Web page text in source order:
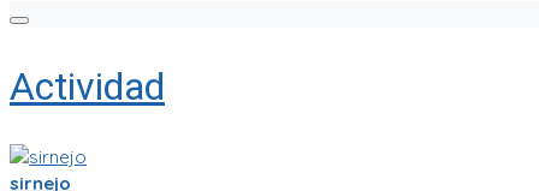
Actividad
sirnejo